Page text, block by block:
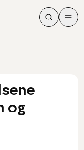
Søk
Søk
Meny
og